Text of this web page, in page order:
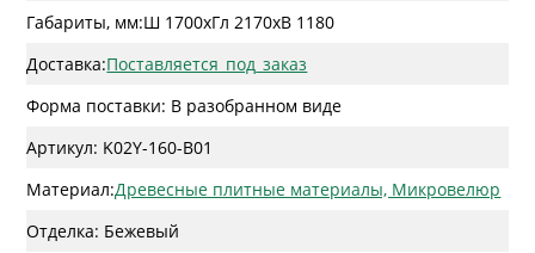
Габариты, мм:Ш 1700xГл 2170xВ 1180
Доставка:Поставляется_под_заказ
Форма поставки: В разобранном виде
Артикул: K02Y-160-B01
Материал:Древесные плитные материалы, Микровелюр
Отделка: Бежевый